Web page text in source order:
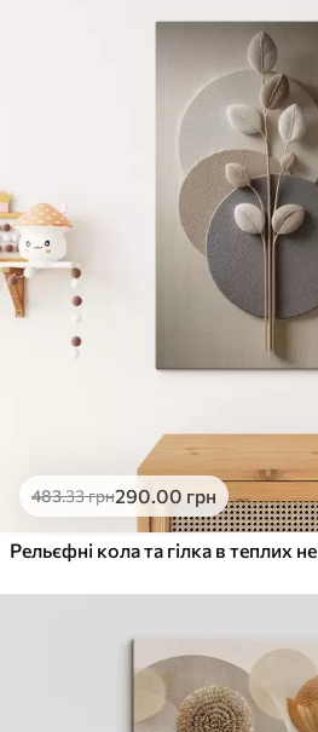
Яскраві, насичені кольори
Стійкість до вицвітання
Безпечне чорнило без запаху
Поверхня з текстурою полотна
Екологічний матеріал
Преміум
Від363
Яскраві, насичені кольори
Стійкість до вицвітання
Безпечне чорнило без запаху
Поверхня з текстурою полотна
Еко-Преміум
.00грн
✓Яскраві, насичені кольори
Поверхня з текстурою полотна
Екологічний матеріал
483.33грн290.00 грн